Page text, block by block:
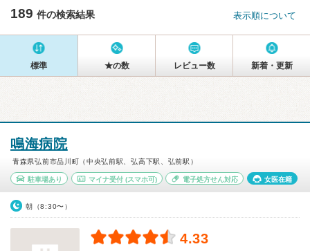
189 件の検索結果 表示順について
標準 ★の数 レビュー数 新着・更新
鳴海病院
青森県弘前市品川町（中央弘前駅、弘高下駅、弘前駅）
駐車場あり マイナ受付(スマホ可) 電子処方せん対応 女医在籍
朝（8:30〜）
4.33